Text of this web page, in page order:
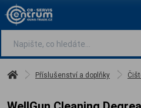
Příslušenství a doplňky